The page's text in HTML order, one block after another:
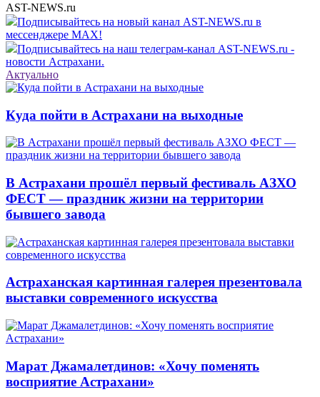
AST-NEWS.ru
Подписывайтесь на новый канал AST-NEWS.ru в
мессенджере MAX!
Подписывайтесь на наш телеграм-канал AST-NEWS.ru -
новости Астрахани.
Актуально
Куда пойти в Астрахани на выходные
В Астрахани прошёл первый фестиваль АЗХО
ФЕСТ — праздник жизни на территории
бывшего завода
Астраханская картинная галерея презентовала
выставки современного искусства
Марат Джамалетдинов: «Хочу поменять
восприятие Астрахани»